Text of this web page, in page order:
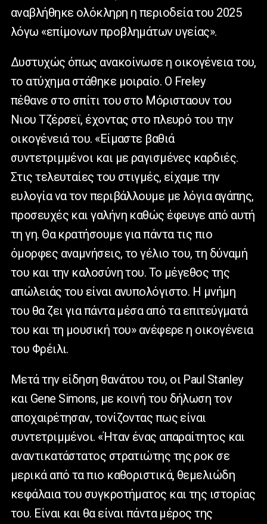
αναβλήθηκε ολόκληρη η περιοδεία του 2025
λόγω «επίμονων προβλημάτων υγείας».
Δυστυχώς όπως ανακοίνωσε η οικογένεια του,
το ατύχημα στάθηκε μοιραίο. Ο Freley
πέθανε στο σπίτι του στο Μόρισταουν του
Νιου Τζέρσεϊ, έχοντας στο πλευρό του την
οικογένειά του. «Είμαστε βαθιά
συντετριμμένοι και με ραγισμένες καρδιές.
Στις τελευταίες του στιγμές, είχαμε την
ευλογία να τον περιβάλλουμε με λόγια αγάπης,
προσευχές και γαλήνη καθώς έφευγε από αυτή
τη γη. Θα κρατήσουμε για πάντα τις πιο
όμορφες αναμνήσεις, το γέλιο του, τη δύναμή
του και την καλοσύνη του. Το μέγεθος της
απώλειάς του είναι ανυπολόγιστο. Η μνήμη
του θα ζει για πάντα μέσα από τα επιτεύγματά
του και τη μουσική του» ανέφερε η οικογένεια
του Φρέιλι.
Μετά την είδηση θανάτου του, οι Paul Stanley
και Gene Simons, με κοινή του δήλωση τον
αποχαιρέτησαν, τονίζοντας πως είναι
συντετριμμένοι. «Ήταν ένας απαραίτητος και
αναντικατάστατος στρατιώτης της ροκ σε
μερικά από τα πιο καθοριστικά, θεμελιώδη
κεφάλαια του συγκροτήματος και της ιστορίας
του. Είναι και θα είναι πάντα μέρος της